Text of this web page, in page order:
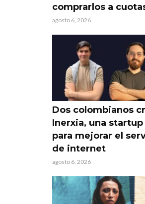
comprarlos a
agosto 6, 2026
Dos colombianos
Inerxia, una startup
para mejorar el
de internet
agosto 6, 2026